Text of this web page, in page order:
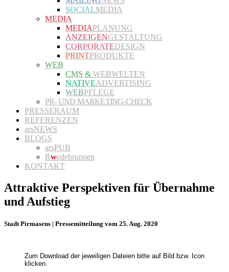
SOCIALMEDIA
MEDIA
MEDIAPLANUNG
ANZEIGENGESTALTUNG
CORPORATEDESIGN
PRINTPRODUKTE
WEB
CMS & WEBWELTEN
NATIVEADVERTISING
WEBPFLEGE
PR- UND MARKETING-CHECK
PRESSERAUM
REFERENZEN
arsNEWS
BLOGS
arsPUB
Rwedebrunnen
KONTAKT
Attraktive Perspektiven für Übernahme
und Aufstieg
Stadt Pirmasens | Pressemitteilung vom 25. Aug. 2020
Zum Download der jeweiligen Dateien bitte auf Bild bzw. Icon
klicken.